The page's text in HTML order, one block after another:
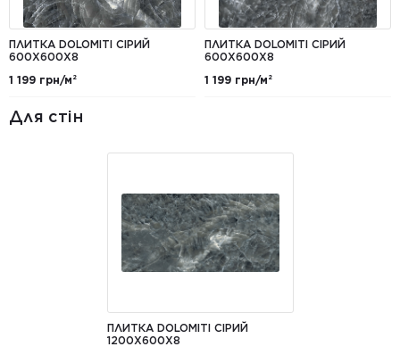
ПЛИТКА DOLOMITI СІРИЙ
600Х600Х8
1 199 грн/м²
ПЛИТКА DOLOMITI СІРИЙ
600Х600Х8
1 199 грн/м²
Для стін
ПЛИТКА DOLOMITI СІРИЙ
1200Х600Х8